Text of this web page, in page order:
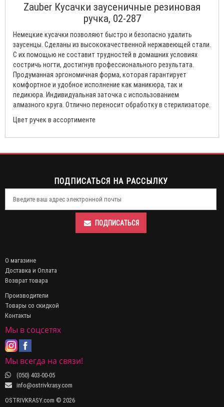
Zauber Кусачки заусеничные резиновая
ручка, 02-287
Немецкие кусачки позволяют быстро и безопасно удалить
заусенцы. Сделаны из высококачественной нержавеющей стали.
С их помощью не составит трудностей в домашних условиях
состричь ногти, достигнув профессионального результата.
Продуманная эргономичная форма, которая гарантирует
комфортное и удобное исполнение как маникюра, так и
педикюра. Индивидуальная заточка с использованием
алмазного круга. Отлично переносит обработку в стерилизаторе.
Цвет ручек в ассортименте
ПОДПИСАТЬСЯ НА РАССЫЛКУ
ПОДПИСАТЬСЯ
О магазине
Доставка и Оплата
Возврат товара
Производители
Товары со скидкой
Контакты
Мы в соцсетях
Мы всегда на связи!
(050) 403-00-05
info@ostrivkrasy.com
OSTRIVKRASY.com © 2026